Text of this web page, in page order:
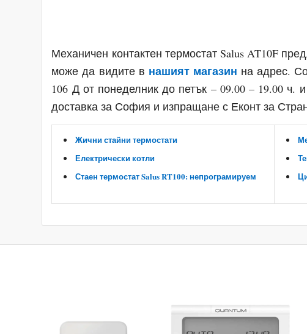
Механичен контактен термостат Salus AT10F
може да видите в нашият магазин на адрес.
106 Д от понеделник до петък – 09.00 – 19.00 ч.
доставка за София и изпращане с Еконт за
Жични стайни термостати
Електрически котли
Стаен термостат Salus RT100: непрограмируем